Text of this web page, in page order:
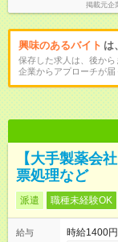
掲載元企
興味のあるバイト は
保存した求人は、後から
企業からアプローチが届
【大手製薬会
票処理など
派遣 職種未経験OK
給与
時給1400円